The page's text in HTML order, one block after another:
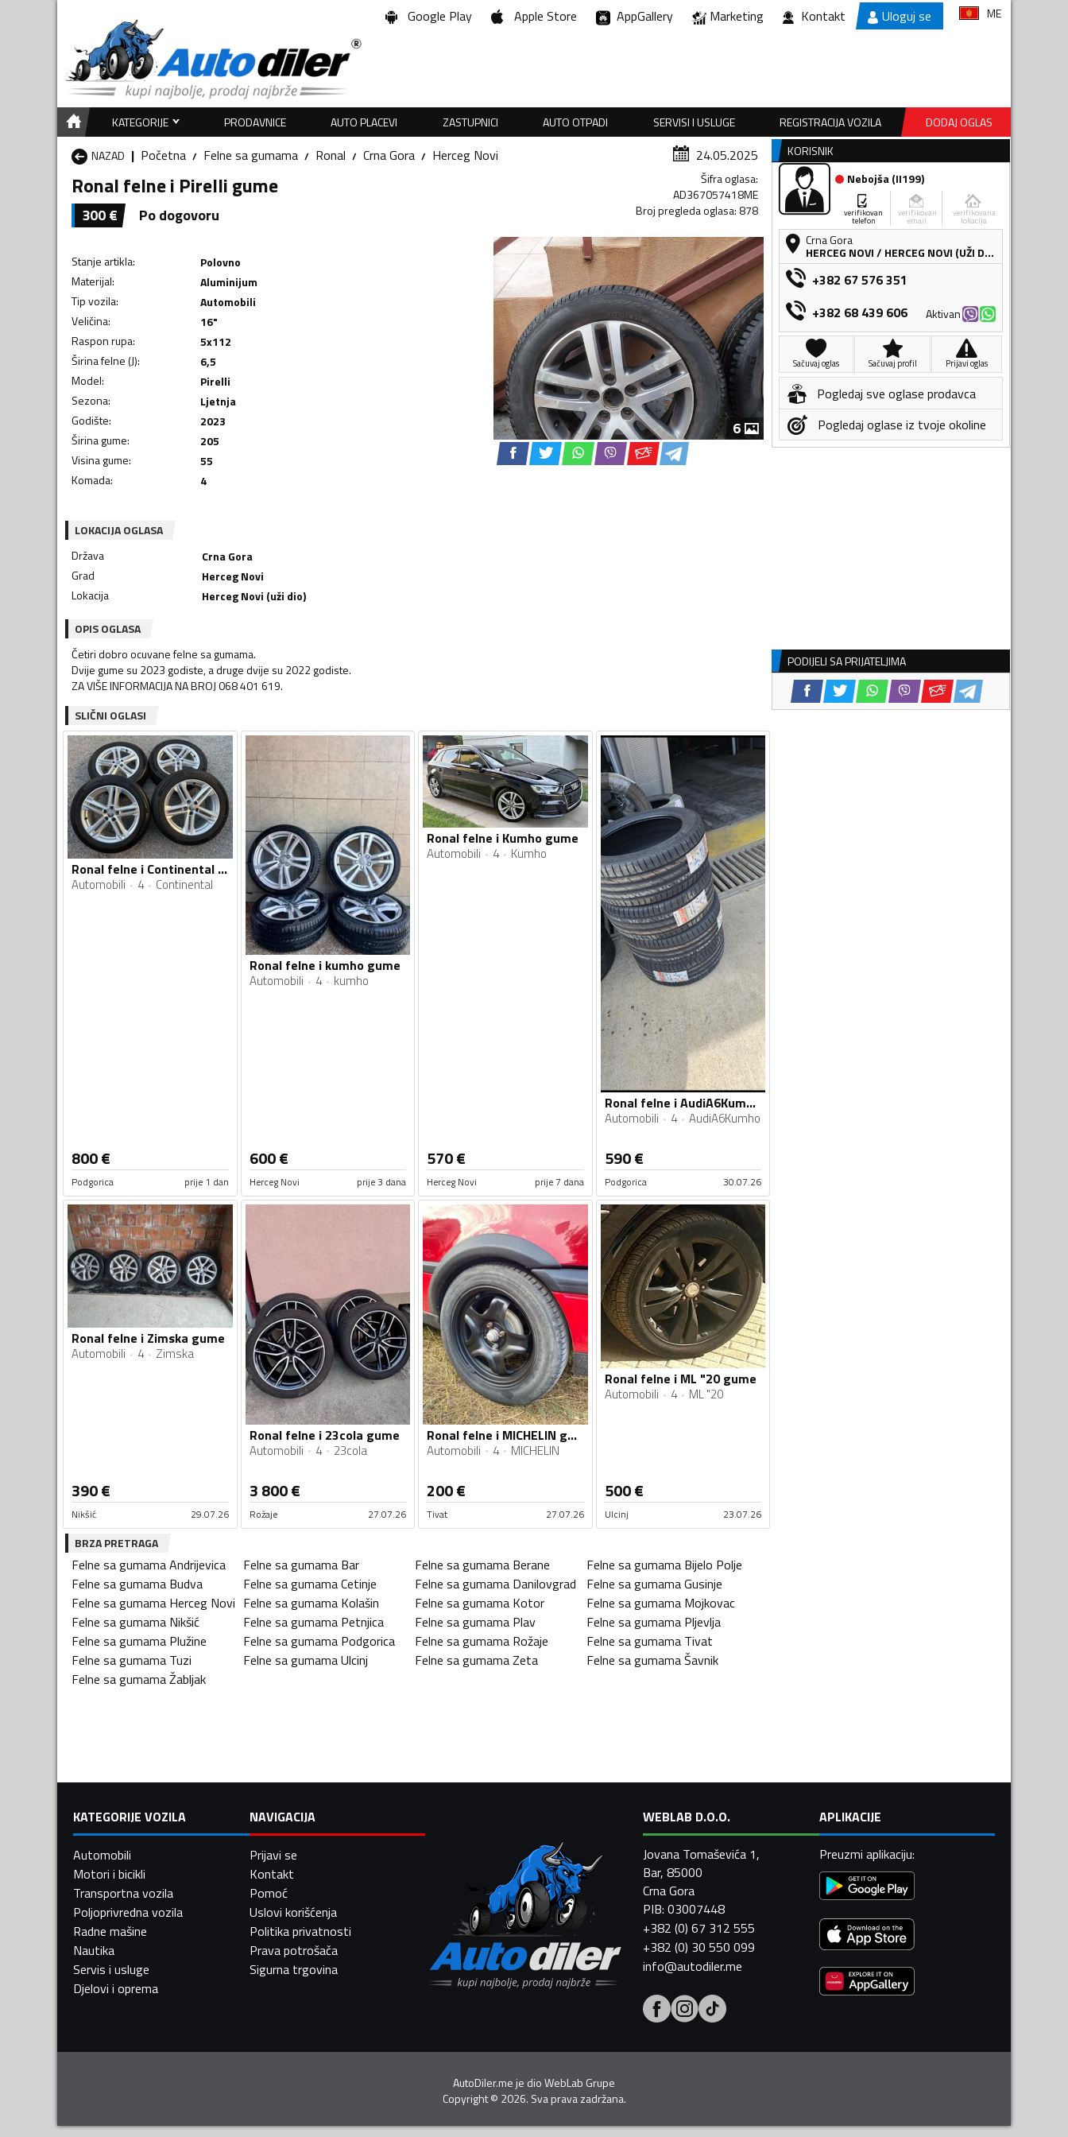
Google Play Apple Store AppGallery Marketing Kontakt Uloguj se ME
KATEGORIJE PRODAVNICE AUTO PLACEVI ZASTUPNICI AUTO OTPADI SERVISI I USLUGE REGISTRACIJA VOZILA
DODAJ OGLAS
NAZAD
Početna Felne sa gumama Ronal Crna Gora Herceg Novi 24.05.2025
Ronal felne i Pirelli gume
300€ Po dogovoru
Šifra oglasa:
AD367057418ME
Broj pregleda oglasa: 878
Stanje artikla:
Polovno
Materijal:
Aluminijum
Tip vozila:
Automobili
Veličina:
16"
Raspon rupa:
5x112
Širina felne (J):
6,5
Model:
Pirelli
Sezona:
Ljetnja
Godište:
2023
Širina gume:
205
Visina gume:
55
Komada: 4
6
LOKACIJA OGLASA
Država
Crna Gora
Grad
Herceg Novi
Lokacija
Herceg Novi (uži dio)
OPIS OGLASA
Četiri dobro ocuvane felne sa gumama.
Dvije gume su 2023 godiste, a druge dvije su 2022 godiste.
ZA VIŠE INFORMACIJA NA BROJ 068 401 619.
SLIČNI OGLASI
Ronal felne i Continental gume
Automobili 4 Continental
800€
Podgorica prije 1 dan
Ronal felne i kumho gume
Automobili 4 kumho
600€
Herceg Novi prije 3 dana
Ronal felne i Kumho gume
Automobili 4 Kumho
570€
Herceg Novi prije 7 dana
Ronal felne i AudiA6Kumho gume
Automobili 4 AudiA6Kumho
590€
Podgorica 30.07.26
Ronal felne i Zimska gume
Automobili 4 Zimska
390€
Nikšić 29.07.26
Ronal felne i 23cola gume
Automobili 4 23cola
3 800€
Rožaje 27.07.26
Ronal felne i MICHELIN gume
Automobili 4 MICHELIN
200€
Tivat 27.07.26
Ronal felne i ML "20 gume
Automobili 4 ML "20
500€
Ulcinj 23.07.26
BRZA PRETRAGA
Felne sa gumamaAndrijevica Felne sa gumama Bar Felne sa gumama Berane Felne sa gumama Bijelo Polje
Felne sa gumama Budva Felne sa gumamaCetinje Felne sa gumama Danilovgrad Felne sa gumamaGusinje
Felne sa gumama Herceg Novi Felne sa gumama Kolašin Felne sa gumama Kotor Felne sa gumama Mojkovac
Felne sa gumama Nikšić Felne sa gumama Petnjica Felne sa gumama Plav Felne sa gumama Pljevlja
Felne sa gumama Plužine Felne sa gumama Podgorica Felne sa gumama Rožaje Felne sa gumama Tivat
Felne sa gumama Tuzi Felne sa gumamaUlcinj Felne sa gumamaZeta Felne sa gumamaŠavnik
Felne sa gumamaŽabljak
KORISNIK
Nebojša(II199)
verifikovan
telefon
verifikovan
email
verifikovana
lokacija
Crna Gora
HERCEG NOVI/ HERCEG NOVI (UŽI DIO)
+382 67 576 351
+382 68 439 606
Aktivan
Sačuvaj oglas Sačuvaj profil Prijavi oglas
Pogledaj sve oglase prodavca
Pogledaj oglase iz tvoje okoline
PODIJELI SA PRIJATELJIMA
KATEGORIJE VOZILA
Automobili
Motori i bicikli
Transportna vozila
Poljoprivredna vozila
Radne mašine
Nautika
Servis i usluge
Djelovi i oprema
NAVIGACIJA
Prijavi se
Kontakt
Pomoć
Uslovi korišćenja
Politika privatnosti
Prava potrošača
Sigurna trgovina
WEBLAB D.O.O.
Jovana Tomaševića 1,
Bar, 85000
Crna Gora
PIB: 03007448
+382 (0) 67 312 555
+382 (0) 30 550 099
info@autodiler.me
APLIKACIJE
Preuzmi aplikaciju:
AutoDiler.me je dioWebLab Grupe
Copyright© 2026. Sva prava zadržana.